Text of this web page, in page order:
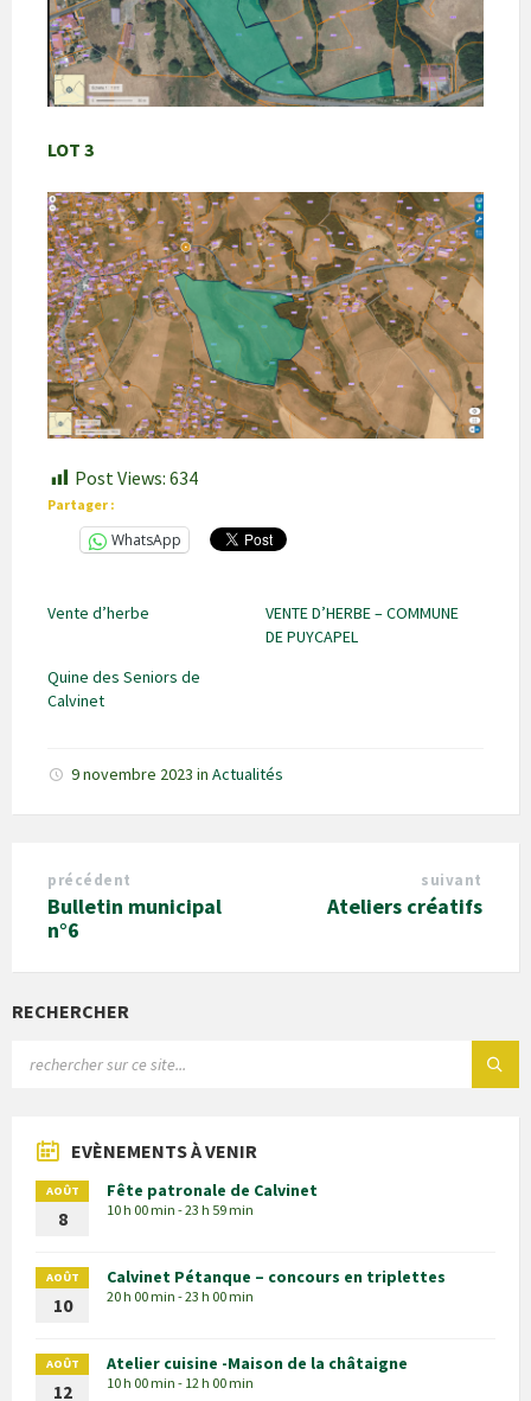
LOT 3
Post Views: 634
Partager :
WhatsApp
Vente d’herbe
VENTE D’HERBE – COMMUNE
DE PUYCAPEL
Quine des Seniors de
Calvinet
9 novembre 2023 in Actualités
précédent
Bulletin municipal
n°6
suivant
Ateliers créatifs
RECHERCHER
EVÈNEMENTS À VENIR
AOÛT
8
Fête patronale de Calvinet
10 h 00 min - 23 h 59 min
AOÛT
10
Calvinet Pétanque – concours en triplettes
20 h 00 min - 23 h 00 min
AOÛT
12
Atelier cuisine -Maison de la châtaigne
10 h 00 min - 12 h 00 min